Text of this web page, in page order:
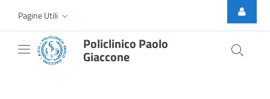
Skip to Main Content
Pagine Utili
Policlinico Paolo
Giaccone